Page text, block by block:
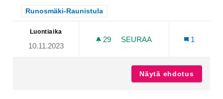
Rajaa tulokset teeman mukaan: Runosmäki-Raunistula
Runosmäki-Raunistula
Luontiaika
10.11.2023
29 29 SEURAAJAA
SEURAA
1
Näytä ehdotus